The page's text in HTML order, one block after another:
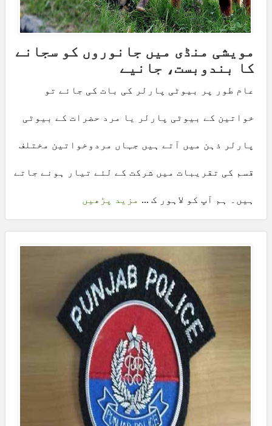
مویشی منڈی میں جانوروں کو سجانے
کا بندوبست، جانیے
عام طور پر بیوٹی پارلر کی بات کی جائے تو
خواتین کے بیوٹی پارلر یا مرد حضرات کے بیوٹی
پارلر ذہن میں آتے ہیں جہاں مردوخواتین مختلف
قسم کی تقریبات میں شرکت کے لئے تیار ہونے جاتے
ہیں۔ ہم آپ کو لاہور ک ... مزید پڑھیں